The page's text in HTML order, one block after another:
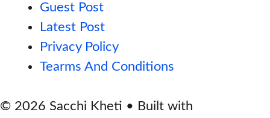
Guest Post
Latest Post
Privacy Policy
Tearms And Conditions
© 2026 Sacchi Kheti • Built with